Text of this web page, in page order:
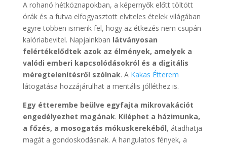
A rohanó hétköznapokban, a képernyők előtt töltött
órák és a futva elfogyasztott elviteles ételek világában
egyre többen ismerik fel, hogy az étkezés nem csupán
kalóriabevitel. Napjainkban látványosan
felértékelődtek azok az élmények, amelyek a
valódi emberi kapcsolódásokról és a digitális
méregtelenítésről szólnak. A Kakas Étterem
látogatása hozzájárulhat a mentális jólléthez is.
Egy étterembe beülve egyfajta mikrovakációt
engedélyezhet magának. Kiléphet a házimunka,
a főzés, a mosogatás mókuskerekéből, átadhatja
magát a gondoskodásnak. A hangulatos fények, a